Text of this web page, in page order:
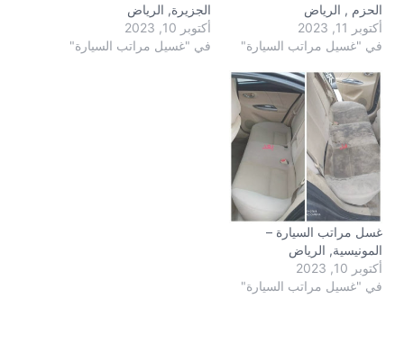
الحزم , الرياض
أكتوبر 11, 2023
في "غسيل مراتب السيارة"
الجزيرة, الرياض
أكتوبر 10, 2023
في "غسيل مراتب السيارة"
غسل مراتب السيارة –
المونيسية, الرياض
أكتوبر 10, 2023
في "غسيل مراتب السيارة"